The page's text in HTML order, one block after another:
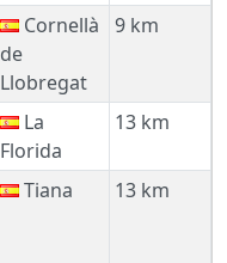
Cornellà
de
Llobregat
9 km
La
Florida
13 km
Tiana 13 km